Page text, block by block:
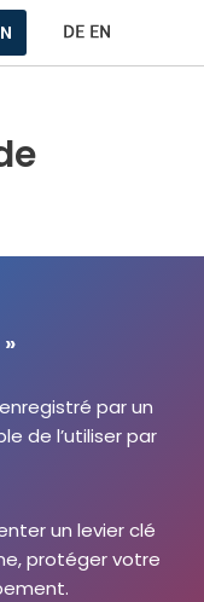
par un
de l’utiliser par
un levier clé
pro­té­ger votre